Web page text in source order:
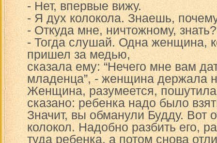
- Нет, впервые вижу.
- Я дух колокола. Знаешь,
- Откуда мне, ничтожному, знать?
- Тогда слушай. Одна женщина,
пришел за медью,
сказала ему: “Нечего мне вам
младенца”, - женщина держала
Женщина, разумеется,
сказано: ребенка надо было
Значит, вы обманули Будду. Вот
колокол. Надобно разбить его,
туда ребенка, а потом снова